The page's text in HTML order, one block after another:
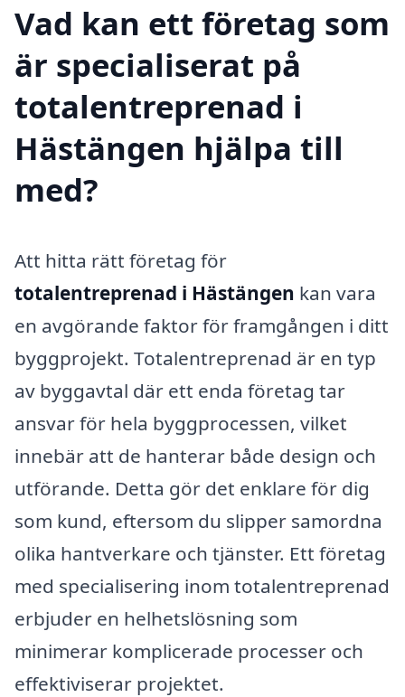
Vad kan ett företag som
är specialiserat på
totalentreprenad i
Hästängen hjälpa till
med?
Att hitta rätt företag för
totalentreprenad i Hästängen kan vara
en avgörande faktor för framgången i ditt
byggprojekt. Totalentreprenad är en typ
av byggavtal där ett enda företag tar
ansvar för hela byggprocessen, vilket
innebär att de hanterar både design och
utförande. Detta gör det enklare för dig
som kund, eftersom du slipper samordna
olika hantverkare och tjänster. Ett företag
med specialisering inom totalentreprenad
erbjuder en helhetslösning som
minimerar komplicerade processer och
effektiviserar projektet.